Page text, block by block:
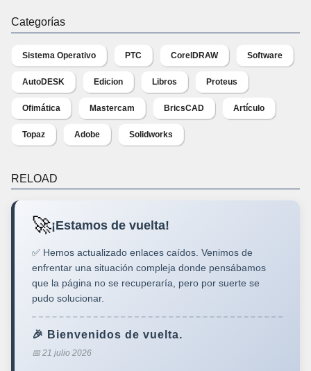
Categorías
Sistema Operativo PTC CorelDRAW Software
AutoDESK Edicion Libros Proteus
Ofimática Mastercam BricsCAD Artículo
Topaz Adobe Solidworks
RELOAD
🚀¡Estamos de vuelta!
✅ Hemos actualizado enlaces caídos. Venimos de
enfrentar una situación compleja donde pensábamos
que la página no se recuperaría, pero por suerte se
pudo solucionar.
🎉 Bienvenidos de vuelta.
📅 21 julio 2026